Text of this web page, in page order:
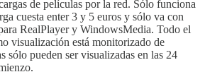
de películas por la red. Sólo funciona
cuesta enter 3 y 5 euros y sólo va con
RealPlayer y WindowsMedia. Todo el
visualización está monitorizado de
sólo pueden ser visualizadas en las 24